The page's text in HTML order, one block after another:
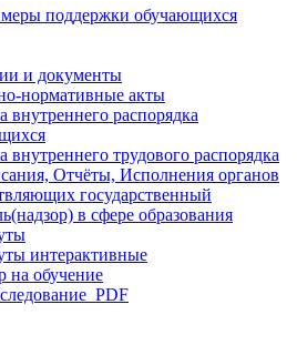
поддержки обучающихся
и документы
нормативные акты
внутреннего распорядка
внутреннего трудового распорядка
Отчёты, Исполнения органов
государственный
в сфере образования
интерактивные
на обучение